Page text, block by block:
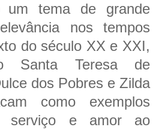
um tema de grande
nos tempos
do século XX e XXI,
Santa Teresa de
dos Pobres e Zilda
como exemplos
serviço e amor ao